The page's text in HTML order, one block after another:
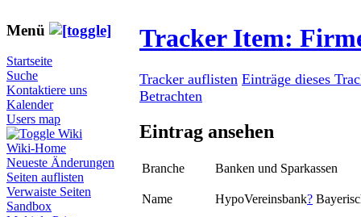
Menü
Startseite
Suche
Kontaktiere uns
Kalender
Users map
Wiki
Wiki-Home
Neueste Änderungen
Seiten auflisten
Verwaiste Seiten
Sandbox
Tracker Item:
Tracker auflisten Einträge dieses
Betrachten
Eintrag ansehen
Branche Banken und Sparkassen
Name HypoVereinsbank?